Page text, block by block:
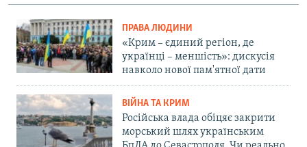
ПРАВА ЛЮДИНИ
«Крим – єдиний регіон, де
українці – меншість»: дискусія
навколо нової пам'ятної дати
ВІЙНА ТА КРИМ
Російська влада обіцяє закрити
морський шлях українським